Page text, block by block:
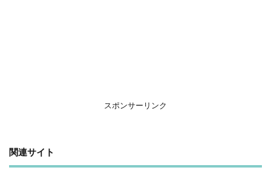
スポンサーリンク
関連サイト